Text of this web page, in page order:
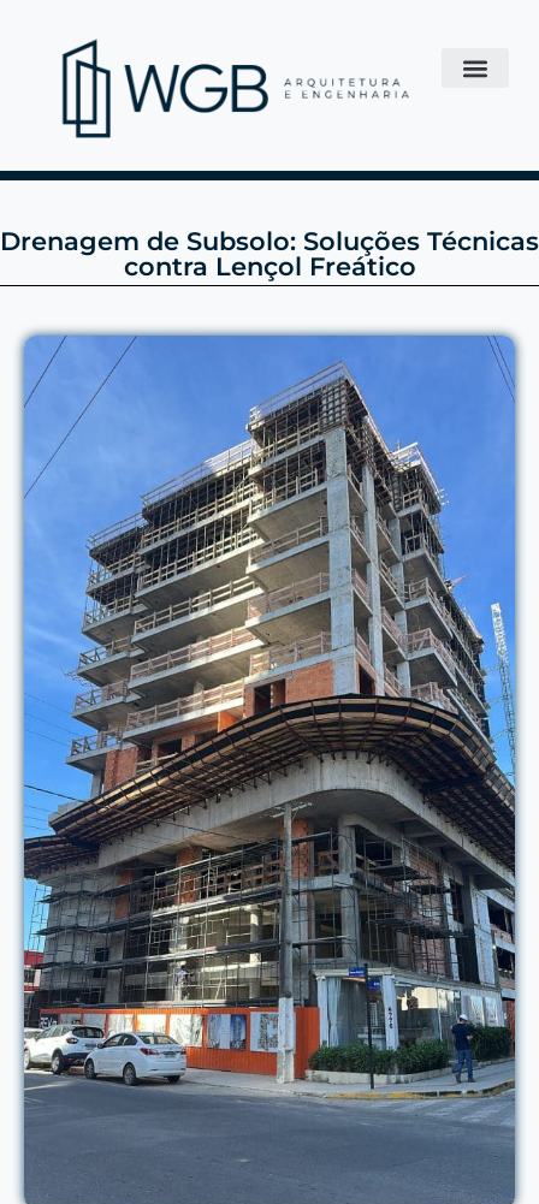
Drenagem de Subsolo: Soluções Técnicas
contra Lençol Freático